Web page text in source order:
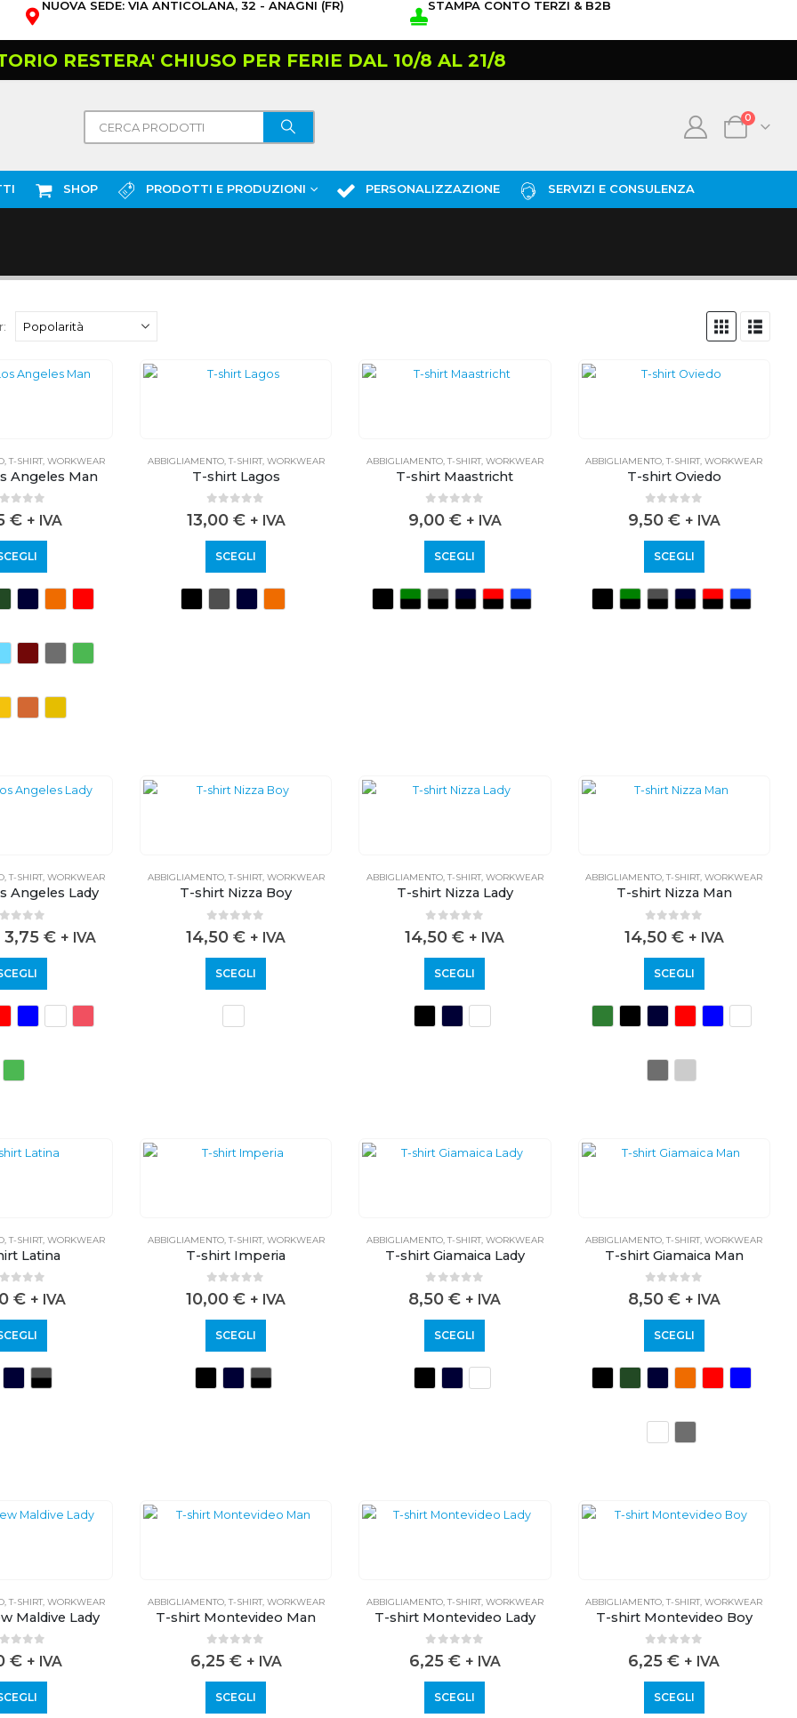
NUOVA SEDE: VIA ANTICOLANA, 32 - ANAGNI (FR) STAMPA CONTO TERZI & B2B
RESTERA' CHIUSO PER FERIE DAL 10/8 AL 21/8
0
SHOP PRODOTTI E PRODUZIONI PERSONALIZZAZIONE SERVIZI E CONSULENZA
,T-SHIRT,WORKWEAR
Angeles Man
of 5
€ + IVA
ABBIGLIAMENTO,T-SHIRT, WORKWEAR
T-shirt Lagos
0out of 5
13,00 € + IVA
SCEGLI
ABBIGLIAMENTO,T-SHIRT, WORKWEAR
T-shirt Maastricht
0 out of 5
9,00 € + IVA
SCEGLI
ABBIGLIAMENTO,T-SHIRT,WORKWEAR
T-shirt Oviedo
0 out of 5
9,50 € + IVA
SCEGLI
,T-SHIRT,WORKWEAR
Angeles Lady
3,75 € + IVA
ABBIGLIAMENTO,T-SHIRT, WORKWEAR
T-shirt Nizza Boy
14,50€ + IVA
SCEGLI
ABBIGLIAMENTO,T-SHIRT, WORKWEAR
T-shirt Nizza Lady
14,50€ + IVA
SCEGLI
ABBIGLIAMENTO,T-SHIRT,WORKWEAR
T-shirt Nizza Man
14,50 € + IVA
SCEGLI
,T-SHIRT,WORKWEAR
Latina
of 5
€ + IVA
ABBIGLIAMENTO,T-SHIRT, WORKWEAR
T-shirt Imperia
0out of 5
10,00€ + IVA
SCEGLI
ABBIGLIAMENTO,T-SHIRT, WORKWEAR
T-shirt Giamaica Lady
0 out of 5
8,50€ + IVA
SCEGLI
ABBIGLIAMENTO,T-SHIRT,WORKWEAR
T-shirt Giamaica Man
0 out of 5
8,50 € + IVA
SCEGLI
,T-SHIRT,WORKWEAR
Maldive Lady
of 5
€ + IVA
ABBIGLIAMENTO,T-SHIRT, WORKWEAR
T-shirt Montevideo Man
0 out of 5
6,25 € + IVA
SCEGLI
ABBIGLIAMENTO,T-SHIRT, WORKWEAR
T-shirt Montevideo Lady
0 out of 5
6,25 € + IVA
SCEGLI
ABBIGLIAMENTO,T-SHIRT,WORKWEAR
T-shirt Montevideo Boy
0 out of 5
6,25€ + IVA
SCEGLI